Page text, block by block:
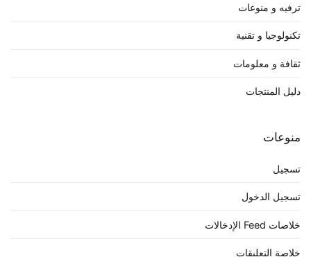
ترفيه و منوعات
تكنولوجيا و تقنية
ثقافة و معلومات
دليل المنتجات
منوعات
تسجيل
تسجيل الدخول
خلاصات Feed الإدخالات
خلاصة التعليقات